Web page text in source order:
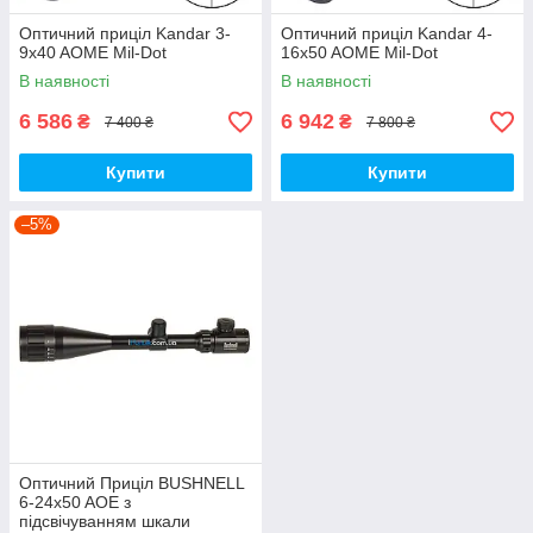
Оптичний приціл Kandar 3-
9x40 AOME Mil-Dot
В наявності
6 586 ₴ 7 400 ₴
Купити
Оптичний приціл Kandar 4-
16x50 AOME Mil-Dot
В наявності
6 942 ₴ 7 800 ₴
Купити
–5%
Оптичний Приціл BUSHNELL
6-24x50 AOE з
підсвічуванням шкали